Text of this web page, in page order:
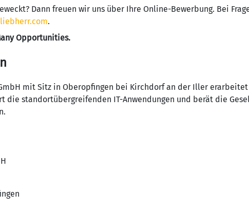
Dann freuen wir uns über Ihre Online-Bewerbung. Bei
.
Opportunities.
mit Sitz in Oberopfingen bei Kirchdorf an der Iller erarbeitet
die standortübergreifenden IT-Anwendungen und berät die